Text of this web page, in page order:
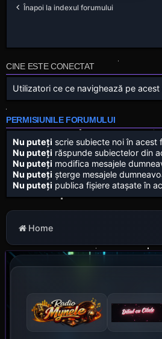
Înapoi la indexul forumului
CINE ESTE CONECTAT
Utilizatori ce ce navighează pe
PERMISIUNILE FORUMULUI
Nu puteţi scrie subiecte noi în acest
Nu puteţi răspunde subiectelor din
Nu puteţi modifica mesajele
Nu puteţi şterge mesajele
Nu puteţi publica fişiere ataşate în
Home